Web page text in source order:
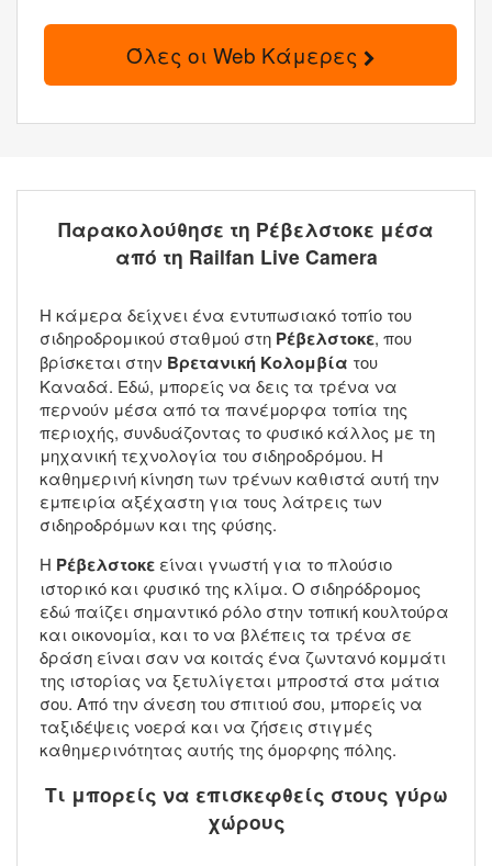
Όλες οι Web Κάμερες
Παρακολούθησε τη Ρέβελστοκε μέσα
από τη Railfan Live Camera
Η κάμερα δείχνει ένα εντυπωσιακό τοπίο του
σιδηροδρομικού σταθμού στη Ρέβελστοκε, που
βρίσκεται στην Βρετανική Κολομβία του
Καναδά. Εδώ, μπορείς να δεις τα τρένα να
περνούν μέσα από τα πανέμορφα τοπία της
περιοχής, συνδυάζοντας το φυσικό κάλλος με τη
μηχανική τεχνολογία του σιδηροδρόμου. Η
καθημερινή κίνηση των τρένων καθιστά αυτή την
εμπειρία αξέχαστη για τους λάτρεις των
σιδηροδρόμων και της φύσης.
Η Ρέβελστοκε είναι γνωστή για το πλούσιο
ιστορικό και φυσικό της κλίμα. Ο σιδηρόδρομος
εδώ παίζει σημαντικό ρόλο στην τοπική κουλτούρα
και οικονομία, και το να βλέπεις τα τρένα σε
δράση είναι σαν να κοιτάς ένα ζωντανό κομμάτι
της ιστορίας να ξετυλίγεται μπροστά στα μάτια
σου. Από την άνεση του σπιτιού σου, μπορείς να
ταξιδέψεις νοερά και να ζήσεις στιγμές
καθημερινότητας αυτής της όμορφης πόλης.
Τι μπορείς να επισκεφθείς στους γύρω
χώρους